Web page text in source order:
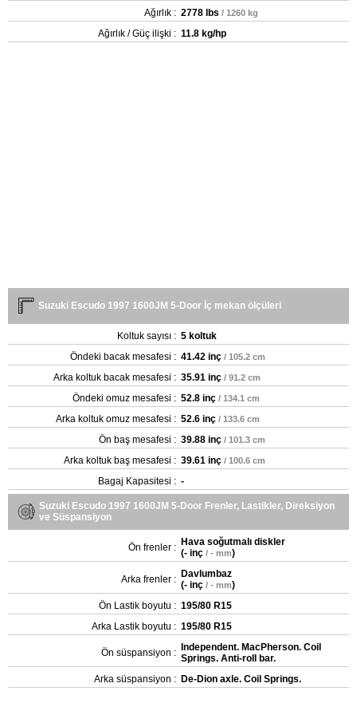
Ağırlık : 2778 lbs / 1260 kg
Ağırlık / Güç ilişki : 11.8 kg/hp
Suzuki Escudo 1997 1600JM 5-Door İç mekan ölçüleri
Koltuk sayısı : 5 koltuk
Öndeki bacak mesafesi : 41.42 inç / 105.2 cm
Arka koltuk bacak mesafesi : 35.91 inç / 91.2 cm
Öndeki omuz mesafesi : 52.8 inç / 134.1 cm
Arka koltuk omuz mesafesi : 52.6 inç / 133.6 cm
Ön baş mesafesi : 39.88 inç / 101.3 cm
Arka koltuk baş mesafesi : 39.61 inç / 100.6 cm
Bagaj Kapasitesi : -
Suzuki Escudo 1997 1600JM 5-Door Frenler, Lastikler, Direksiyon
ve Süspansiyon
Ön frenler : Hava soğutmalı diskler
(- inç / - mm)
Arka frenler : Davlumbaz
(- inç / - mm)
Ön Lastik boyutu : 195/80 R15
Arka Lastik boyutu : 195/80 R15
Ön süspansiyon : Independent. MacPherson. Coil
Springs. Anti-roll bar.
Arka süspansiyon : De-Dion axle. Coil Springs.